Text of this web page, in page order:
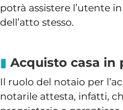
potrà assistere l’utente
dell’atto stesso.
Acquisto casa in
Il ruolo del notaio per
notarile attesta, infatti,